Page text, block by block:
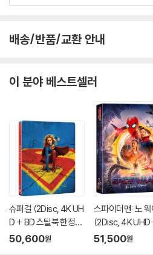
4) 본품 보호를 위해 노란색의 카톤 박스
5) 아웃케이스/구성품/포장 상태 불량에
인을 위해 개봉 시의 동영상을 요청할 수
환/반품이 제한될 수 있습니다.
※ 디스크 재생 불량
1) 기기 문제로 인해 발생하는 재생 불량
가하니 최신 소프트웨어로 업데이트된
것을 권유해 드립니다.
2) 정전기와 먼지로 인해 재생이 원활하
를 마른 천으로 닦으시거나, DVD 클리너
해결됩니다.
3) 일부 PC 연결형 ODD의 경우 호환 상
생이 불가능한 경우가 있습니다. 독립형
배송/반품/교환 안내
이 분야 베스트셀러
슈퍼걸 (2Disc, 4K UH
D + BD 스틸북 한정
판) (펀치) : 블루레이
50,600원
스파이더맨: 노
(2Disc, 4K
렌티큘러 풀슬립
51,500원